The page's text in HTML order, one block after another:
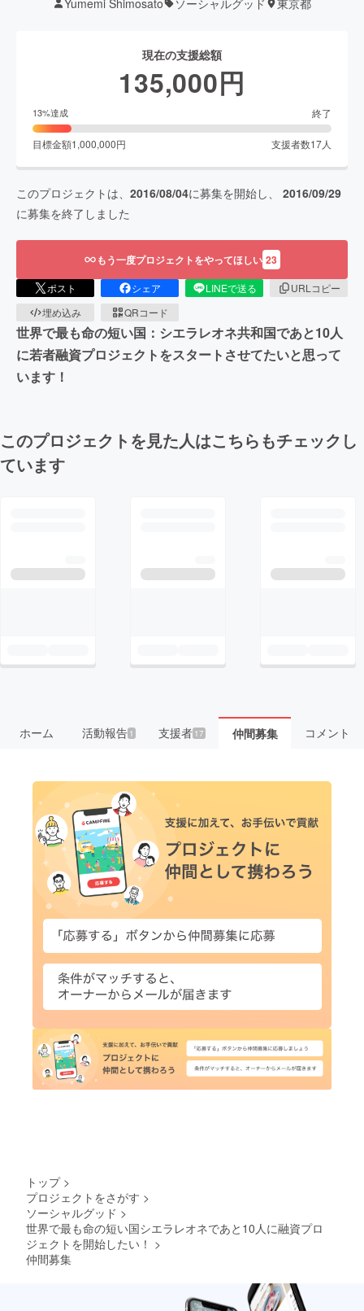
現在の支援総額
135,000円
13%達成 終了
目標金額1,000,000円 支援者数17人
このプロジェクトは、 2016/08/04に募集を開始し、 2016/09/29
に募集を終了しました
もう一度プロジェクトをやってほしい 23
ポスト シェア LINEで送る
URLコピー
埋め込み
QRコード
世界で最も命の短い国：シエラレオネ共和国であと10人
に若者融資プロジェクトをスタートさせてたいと思って
います！
このプロジェクトを見た人はこちらもチェックし
ています
ホーム 活動報告1 支援者 17 仲間募集 コメント
トップ >
プロジェクトをさがす >
ソーシャルグッド >
世界で最も命の短い国シエラレオネであと10人に融資プロ
ジェクトを開始したい！ >
仲間募集